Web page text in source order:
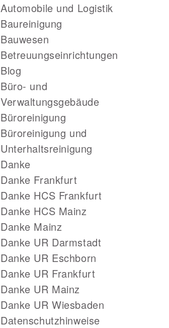
Automobile und Logistik
Baureinigung
Bauwesen
Betreuungseinrichtungen
Blog
Büro- und
Verwaltungsgebäude
Büroreinigung
Büroreinigung und
Unterhaltsreinigung
Danke
Danke Frankfurt
Danke HCS Frankfurt
Danke HCS Mainz
Danke Mainz
Danke UR Darmstadt
Danke UR Eschborn
Danke UR Frankfurt
Danke UR Mainz
Danke UR Wiesbaden
Datenschutzhinweise